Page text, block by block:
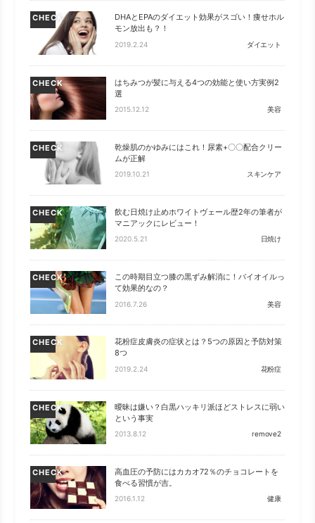
CHECK
DHAとEPAのダイエット効果がスゴい！痩せホル
モン放出も？！
2019.2.24 ダイエット
CHECK
はちみつが髪に与える4つの効能と使い方実例2
選
2015.12.12 美容
CHECK
乾燥肌のかゆみにはこれ！尿素+〇〇配合クリー
ムが正解
2019.10.21 スキンケア
CHECK
飲む日焼け止めホワイトヴェール歴2年の筆者が
マニアックにレビュー！
2020.5.21 日焼け
CHECK
この時期目立つ膝の黒ずみ解消に！バイオイルっ
て効果的なの？
2016.7.26 美容
CHECK
花粉症皮膚炎の症状とは？5つの原因と予防対策
8つ
2019.2.24 花粉症
CHECK
曖昧は嫌い？白黒ハッキリ派ほどストレスに弱い
という事実
2013.8.12 remove2
CHECK
高血圧の予防にはカカオ72％のチョコレートを
食べる習慣が吉。
2016.1.12 健康